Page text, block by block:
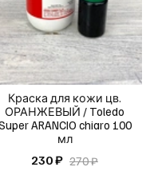
Краска для кожи цв.
ОРАНЖЕВЫЙ / Toledo
ARANCIO chiaro 100
мл
230 ₽ 270 ₽